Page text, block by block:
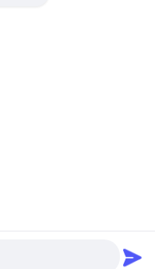
Plastic Products
zastrzeżone.